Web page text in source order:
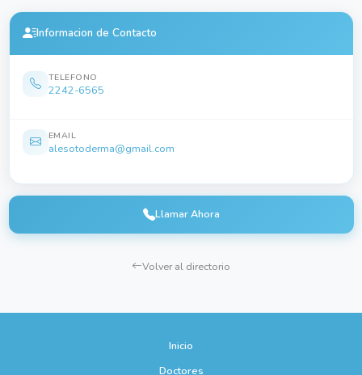
Informacion de Contacto
TELEFONO
2242-6565
EMAIL
alesotoderma@gmail.com
Llamar Ahora
Volver al directorio
Inicio
Doctores